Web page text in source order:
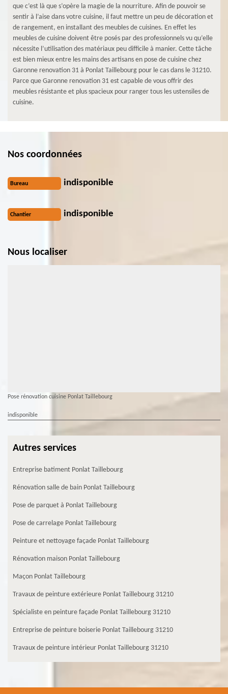
que c’est là que s’opère la magie de la nourriture. Afin de pouvoir se
sentir à l’aise dans votre cuisine, il faut mettre un peu de décoration et
de rangement, en installant des meubles de cuisines. En effet les
meubles de cuisine doivent être posés par des professionnels vu qu’elle
nécessite l’utilisation des matériaux peu difficile à manier. Cette tâche
est bien mieux entre les mains des artisans en pose de cuisine chez
Garonne renovation 31 à Ponlat Taillebourg pour le cas dans le 31210.
Parce que Garonne renovation 31 est capable de vous offrir des
meubles résistante et plus spacieux pour ranger tous les ustensiles de
cuisine.
Nos coordonnées
Bureau indisponible
Chantier indisponible
Nous localiser
Pose rénovation cuisine Ponlat Taillebourg
indisponible
Autres services
Entreprise batiment Ponlat Taillebourg
Rénovation salle de bain Ponlat Taillebourg
Pose de parquet à Ponlat Taillebourg
Pose de carrelage Ponlat Taillebourg
Peinture et nettoyage façade Ponlat Taillebourg
Rénovation maison Ponlat Taillebourg
Maçon Ponlat Taillebourg
Travaux de peinture extérieure Ponlat Taillebourg 31210
Spécialiste en peinture façade Ponlat Taillebourg 31210
Entreprise de peinture boiserie Ponlat Taillebourg 31210
Travaux de peinture intérieur Ponlat Taillebourg 31210